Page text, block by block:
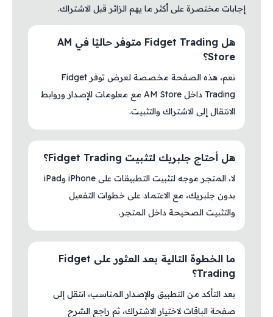
إجابات مختصرة على أكثر ما يهم الزائر قبل الاشتراك.
هل Fidget Trading متوفر حاليًا في AM
Store؟
نعم، هذه الصفحة مخصصة لعرض توفر Fidget
Trading داخل AM Store مع معلومات الإصدار وروابط
الانتقال إلى الاشتراك والتثبيت.
هل أحتاج جلبريك لتثبيت Fidget Trading؟
لا، المتجر موجه لتثبيت التطبيقات على iPhone وiPad
بدون جلبريك، مع الاعتماد على خطوات التفعيل
والتثبيت الصحيحة داخل المتجر.
ما الخطوة التالية بعد العثور على Fidget
Trading؟
بعد التأكد من التطبيق والإصدار المناسب، انتقل إلى
صفحة الباقات لاختيار الاشتراك، ثم راجع الشرح